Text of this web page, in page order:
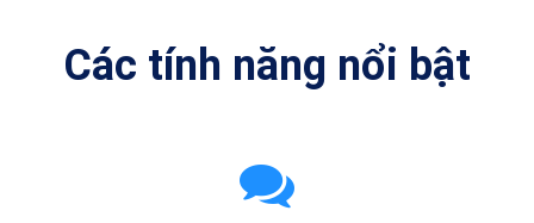
Các tính năng nổi bật